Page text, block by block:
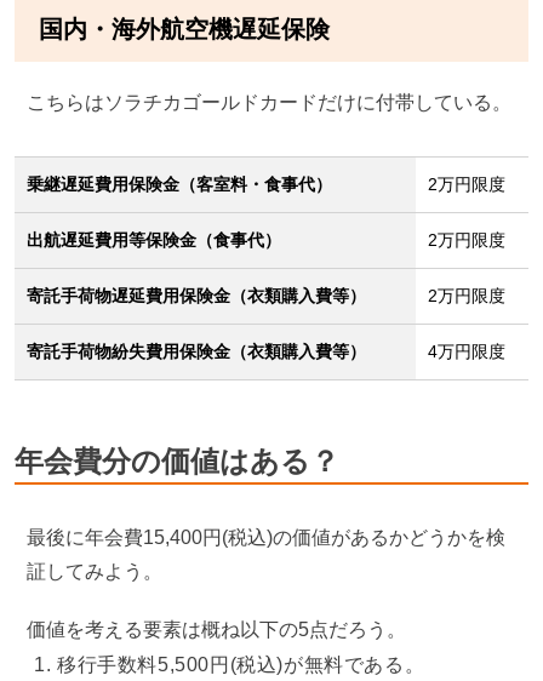
国内・海外航空機遅延保険
こちらはソラチカゴールドカードだけに付帯している。
乗継遅延費用保険金（客室料・食事代） 2万円限度
出航遅延費用等保険金（食事代） 2万円限度
寄託手荷物遅延費用保険金（衣類購入費等） 2万円限度
寄託手荷物紛失費用保険金（衣類購入費等） 4万円限度
年会費分の価値はある？
最後に年会費15,400円(税込)の価値があるかどうかを検
証してみよう。
価値を考える要素は概ね以下の5点だろう。
移行手数料5,500円(税込)が無料である。